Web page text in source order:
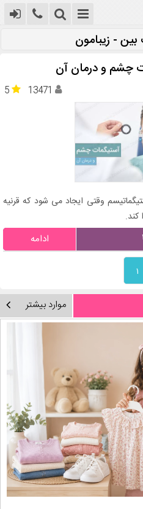
- زیبامون
چشم و درمان آن
5 13471
وقتی ایجاد می شود که قرنیه
ادامه
۱
موارد بیشتر